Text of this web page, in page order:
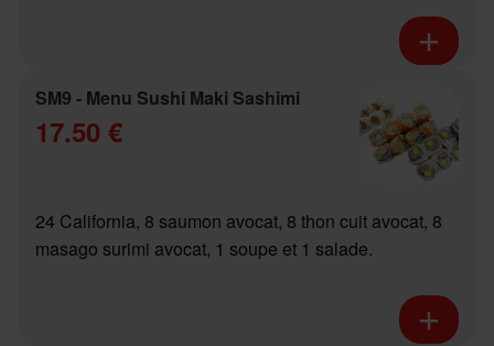
SM9 - Menu Sushi Maki Sashimi
17.50 €
24 California, 8 saumon avocat, 8 thon cuit avocat, 8
masago surimi avocat, 1 soupe et 1 salade.